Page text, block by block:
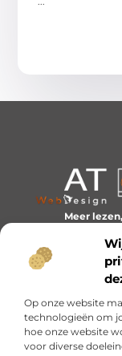
Op onze website
technologieën om
hoe onze website
voor diverse
Meer
het
Bericht
Onze